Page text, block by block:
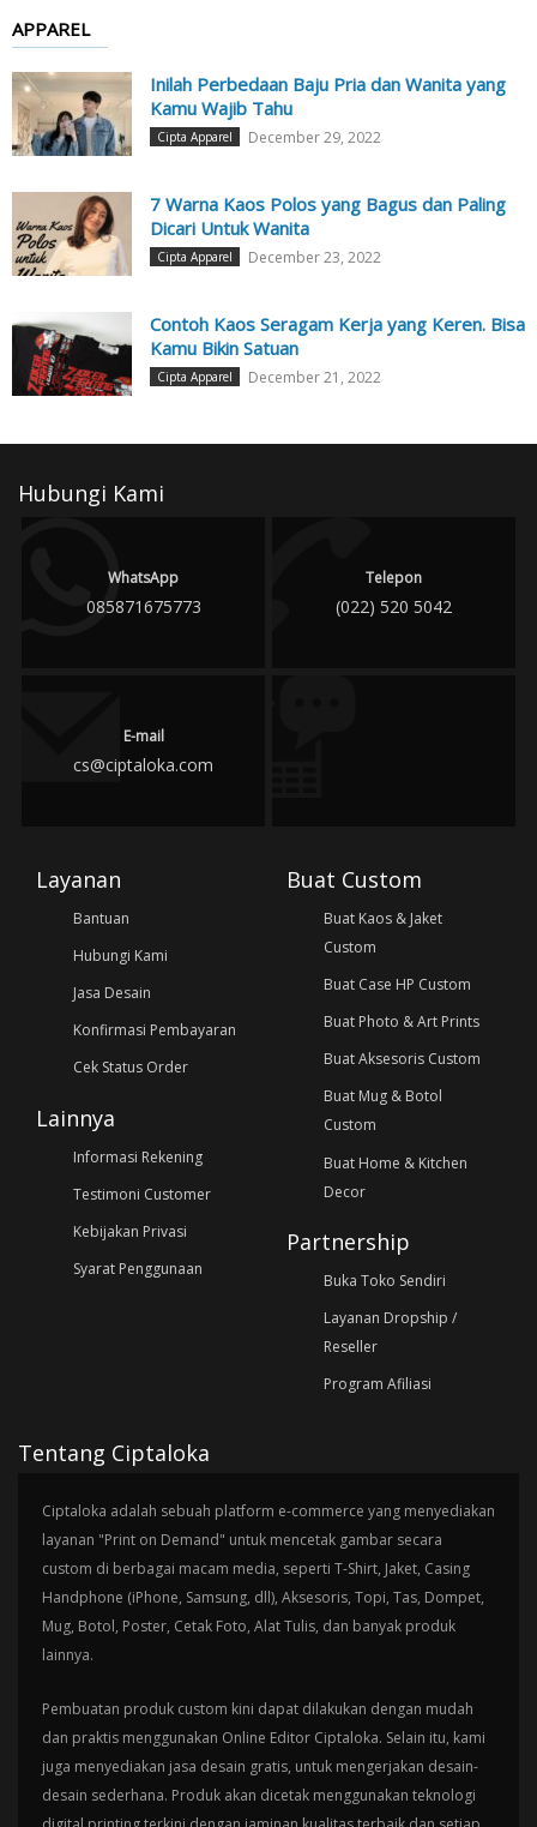
APPAREL
Inilah Perbedaan Baju Pria dan Wanita yang
Kamu Wajib Tahu
Cipta Apparel December 29, 2022
7 Warna Kaos Polos yang Bagus dan Paling
Dicari Untuk Wanita
Cipta Apparel December 23, 2022
Contoh Kaos Seragam Kerja yang Keren. Bisa
Kamu Bikin Satuan
Cipta Apparel December 21, 2022
Hubungi Kami
WhatsApp
085871675773
Telepon
(022) 520 5042
E-mail
cs@ciptaloka.com
Layanan
Bantuan
Hubungi Kami
Jasa Desain
Konfirmasi Pembayaran
Cek Status Order
Lainnya
Informasi Rekening
Testimoni Customer
Kebijakan Privasi
Syarat Penggunaan
Buat Custom
Buat Kaos & Jaket
Custom
Buat Case HP Custom
Buat Photo & Art Prints
Buat Aksesoris Custom
Buat Mug & Botol
Custom
Buat Home & Kitchen
Decor
Partnership
Buka Toko Sendiri
Layanan Dropship /
Reseller
Program Afiliasi
Tentang Ciptaloka
Ciptaloka adalah sebuah platform e-commerce yang menyediakan
layanan "Print on Demand" untuk mencetak gambar secara
custom di berbagai macam media, seperti T-Shirt, Jaket, Casing
Handphone (iPhone, Samsung, dll), Aksesoris, Topi, Tas, Dompet,
Mug, Botol, Poster, Cetak Foto, Alat Tulis, dan banyak produk
lainnya.
Pembuatan produk custom kini dapat dilakukan dengan mudah
dan praktis menggunakan Online Editor Ciptaloka. Selain itu, kami
juga menyediakan jasa desain gratis, untuk mengerjakan desain-
desain sederhana. Produk akan dicetak menggunakan teknologi